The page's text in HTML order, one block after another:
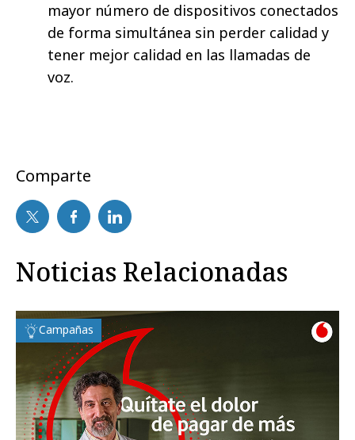
mayor número de dispositivos conectados
de forma simultánea sin perder calidad y
tener mejor calidad en las llamadas de
voz.
Comparte
Noticias Relacionadas
Campañas